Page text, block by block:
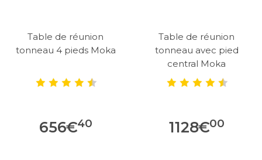
Table de réunion
tonneau 4 pieds Moka
656€40
Table de réunion
tonneau avec pied
central Moka
1128€00